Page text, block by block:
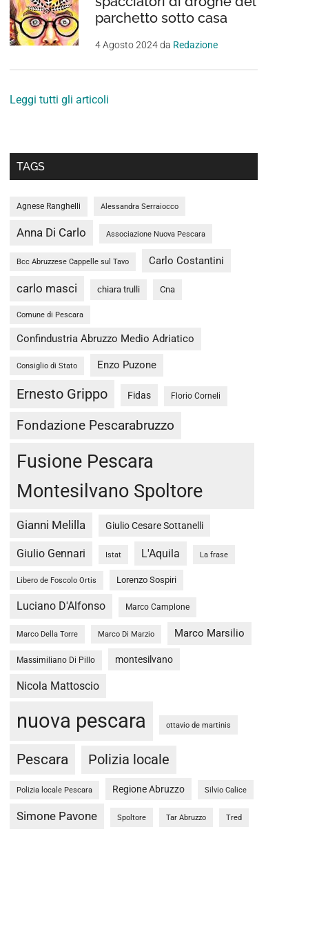
parchetto sotto casa
4 Agosto 2024da Redazione
Leggi tutti gli articoli
TAGS
Agnese Ranghelli Alessandra Serraiocco
Anna Di Carlo Associazione Nuova Pescara
Bcc Abruzzese Cappelle sul Tavo Carlo Costantini
carlo masci chiara trulli Cna
Comune di Pescara
Confindustria Abruzzo Medio Adriatico
Consiglio di Stato Enzo Puzone
Ernesto Grippo Fidas Florio Corneli
Fondazione Pescarabruzzo
Fusione Pescara
Montesilvano Spoltore
Gianni Melilla Giulio Cesare Sottanelli
Giulio Gennari Istat L'Aquila La frase
Libero de Foscolo Ortis Lorenzo Sospiri
Luciano D'Alfonso Marco Camplone
Marco Della Torre Marco Di Marzio Marco Marsilio
Massimiliano Di Pillo montesilvano
Nicola Mattoscio
nuova pescara ottavio de martinis
Pescara Polizia locale
Polizia locale Pescara Regione Abruzzo Silvio Calice
Simone Pavone Spoltore Tar Abruzzo Tred